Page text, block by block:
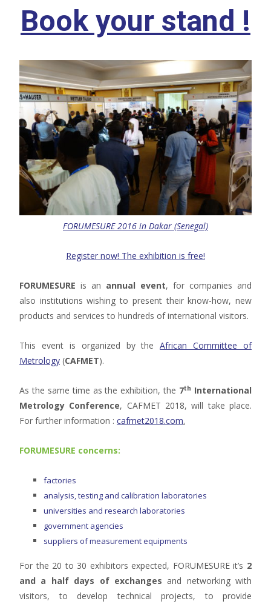
Book your stand !
FORUMESURE 2016 in Dakar (Senegal)
Register now! The exhibition is free!
FORUMESURE is an annual event, for companies and
also institutions wishing to present their know-how, new
products and services to hundreds of international visitors.
This event is organized by theAfrican Committee of
Metrology (CAFMET).
As the same time as the exhibition, the 7th International
Metrology Conference, CAFMET 2018, will take place.
For further information : cafmet2018.com.
FORUMESURE concerns:
factories
analysis, testing and calibration laboratories
universities and research laboratories
government agencies
suppliers of measurement equipments
For the 20 to 30 exhibitors expected, FORUMESURE it’s 2
and a half days of exchanges and networking with
visitors, to develop technical projects, to provide